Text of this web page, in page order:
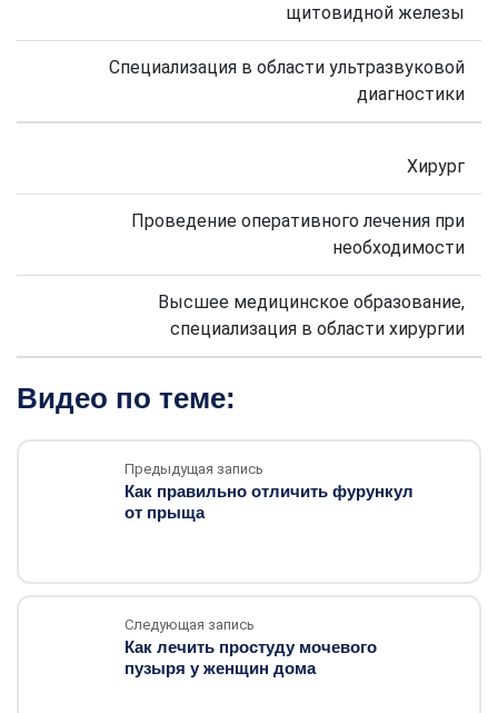
щитовидной железы
Специализация в области ультразвуковой
диагностики
Хирург
Проведение оперативного лечения при
необходимости
Высшее медицинское образование,
специализация в области хирургии
Видео по теме:
Предыдущая запись
Как правильно отличить фурункул
от прыща
Следующая запись
Как лечить простуду мочевого
пузыря у женщин дома